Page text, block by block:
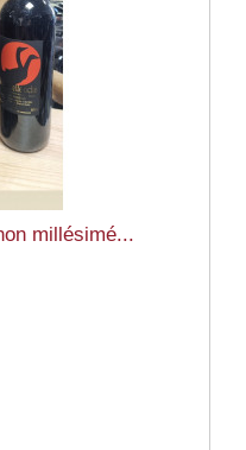
millésimé...